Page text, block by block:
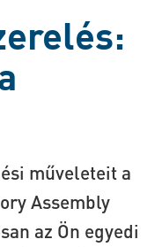
műveleteit a
Assembly
az Ön egyedi